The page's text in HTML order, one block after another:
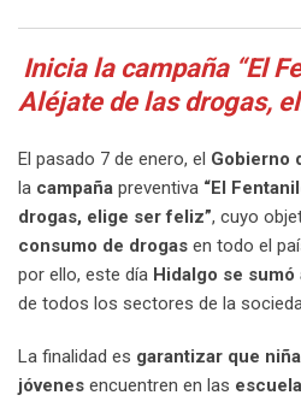
Inicia la campaña “El
Aléjate de las drogas,
El pasado 7 de enero, el Gobierno
la campaña preventiva “El
drogas, elige ser feliz”, cuyo
consumo de drogas en todo el
por ello, este día Hidalgo se
de todos los sectores de la
La finalidad es garantizar que
jóvenes encuentren en las